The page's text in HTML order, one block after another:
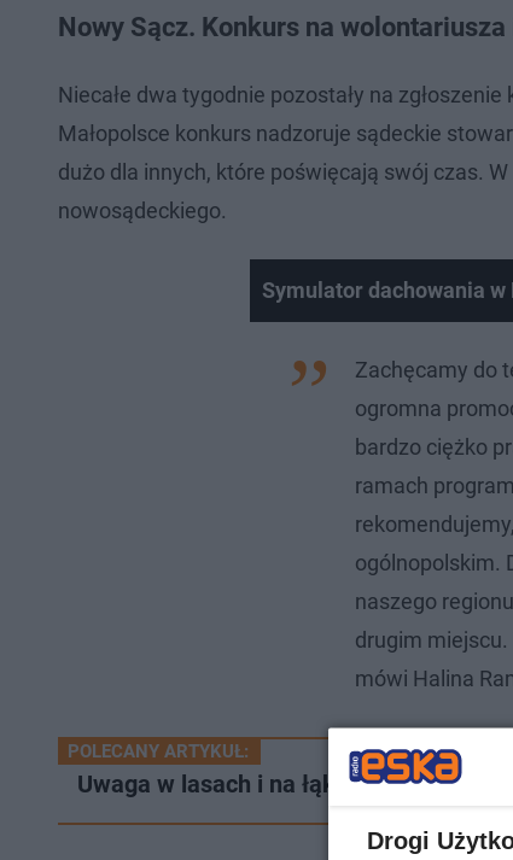
Nowy Sącz. Konkurs na
Niecałe dwa tygodnie pozostały na
Małopolsce konkurs nadzoruje sądeckie
dużo dla innych, które poświęcają swój czas.
nowosądeckiego.
Symulator dachowania w
Zachęcamy do
ogromna
bardzo ciężko
ramach
ogólnopolskim.
naszego
drugim
mówi Halina
POLECANY ARTYKUŁ:
Uwaga w lasach i na łąkach. Rusza
Drogi